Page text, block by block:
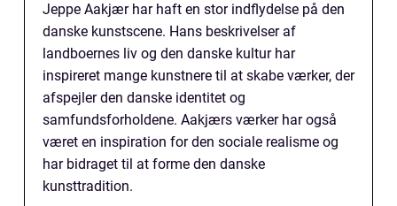
Jeppe Aakjær har haft en stor indflydelse på den
danske kunstscene. Hans beskrivelser af
landboernes liv og den danske kultur har
inspireret mange kunstnere til at skabe værker, der
afspejler den danske identitet og
samfundsforholdene. Aakjærs værker har også
været en inspiration for den sociale realisme og
har bidraget til at forme den danske
kunsttradition.